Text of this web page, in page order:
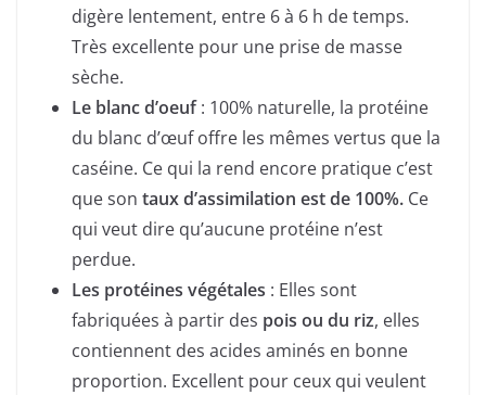
digère lentement, entre 6 à 6 h de temps.
Très excellente pour une prise de masse
sèche.
Le blanc d’oeuf: 100% naturelle, la protéine
du blanc d’œuf offre les mêmes vertus que la
caséine. Ce qui la rend encore pratique c’est
que son taux d’assimilation est de 100%. Ce
qui veut dire qu’aucune protéine n’est
perdue.
Les protéines végétales : Elles sont
fabriquées à partir des pois ou du riz, elles
contiennent des acides aminés en bonne
proportion. Excellent pour ceux qui veulent